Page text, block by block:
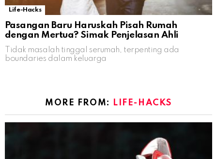
Life-Hacks
Pasangan Baru Haruskah Pisah Rumah
dengan Mertua? Simak Penjelasan Ahli
Tidak masalah tinggal serumah, terpenting ada
boundaries dalam keluarga
MORE FROM: LIFE-HACKS